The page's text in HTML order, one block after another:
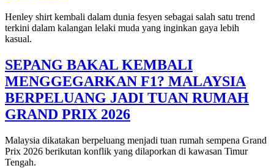
Henley shirt kembali dalam dunia fesyen sebagai salah satu trend
terkini dalam kalangan lelaki muda yang inginkan gaya lebih
kasual.
SEPANG BAKAL KEMBALI
MENGGEGARKAN F1? MALAYSIA
BERPELUANG JADI TUAN RUMAH
GRAND PRIX 2026
Malaysia dikatakan berpeluang menjadi tuan rumah sempena Grand
Prix 2026 berikutan konflik yang dilaporkan di kawasan Timur
Tengah.